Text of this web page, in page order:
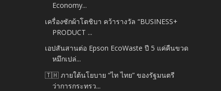
Economy...
เครื่องซักผ้าโตชิบา คว้ารางวัล “BUSINESS+
PRODUCT ...
เอปสันสานต่อ Epson EcoWaste ปี 5 แค่คืนขวด
หมึกเปล่...
🇹🇭 ภายใต้นโยบาย “ไท ไทย” ของรัฐมนตรี
ว่าการกระทรว...